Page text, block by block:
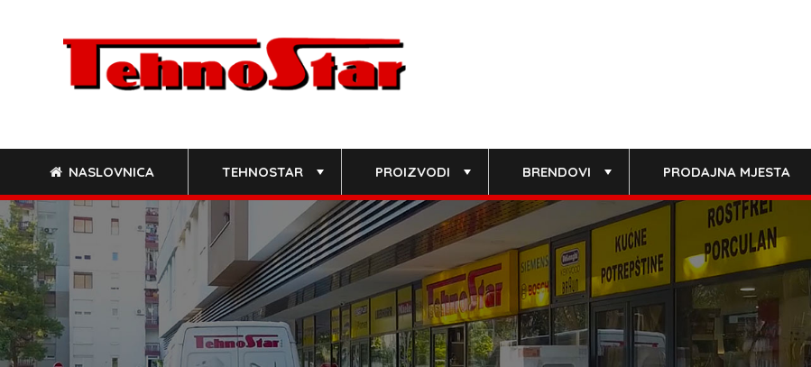
NASLOVNICA TEHNOSTAR PROIZVODI BRENDOVI PRODAJNA MJESTA